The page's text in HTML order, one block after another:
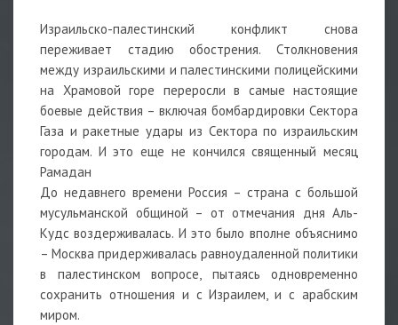
Израильско-палестинский конфликт снова
переживает стадию обострения. Столкновения
между израильскими и палестинскими полицейскими
на Храмовой горе переросли в самые настоящие
боевые действия – включая бомбардировки Сектора
Газа и ракетные удары из Сектора по израильским
городам. И это еще не кончился священный месяц
Рамадан
До недавнего времени Россия – страна с большой
мусульманской общиной – от отмечания дня Аль-
Кудс воздерживалась. И это было вполне объяснимо
– Москва придерживалась равноудаленной политики
в палестинском вопросе, пытаясь одновременно
сохранить отношения и с Израилем, и с арабским
миром.